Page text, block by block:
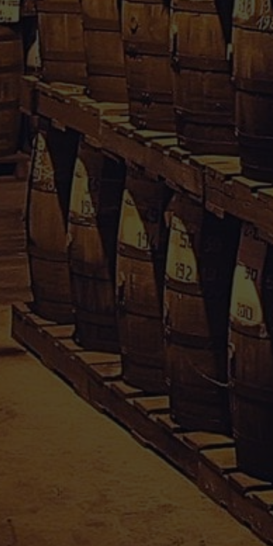
Rhum Caraïbes – Vente en ligne de rhum agricole de
Guadeloupe & Martinique.
Votre avis nous interesse, cliquez
içi
Informations
Conditions Générales de Vente
Mentions Légales
Paiement sécurisé
Politique de confidentialité
Droit de rétractation
Mon compte
Informations personnelles
En poursuivant votre navigation, vous acceptez le dépôt de cookies tiers destinés